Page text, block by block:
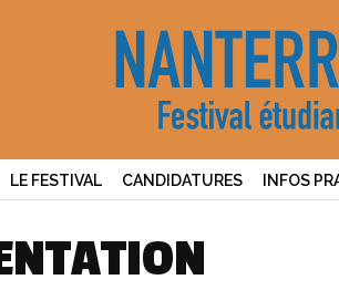
LE FESTIVAL CANDIDATURES INFOS